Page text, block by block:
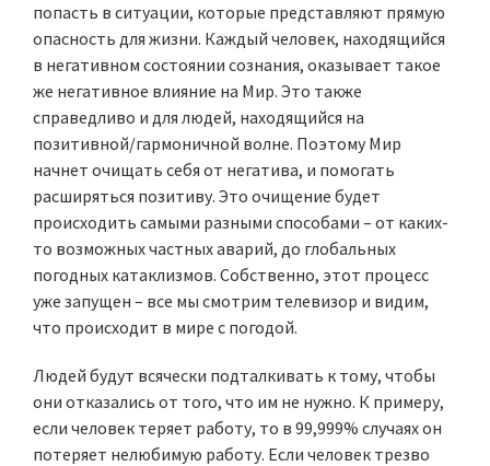
попасть в ситуации, которые представляют прямую
опасность для жизни. Каждый человек, находящийся
в негативном состоянии сознания, оказывает такое
же негативное влияние на Мир. Это также
справедливо и для людей, находящийся на
позитивной/гармоничной волне. Поэтому Мир
начнет очищать себя от негатива, и помогать
расширяться позитиву. Это очищение будет
происходить самыми разными способами – от каких-
то возможных частных аварий, до глобальных
погодных катаклизмов. Собственно, этот процесс
уже запущен – все мы смотрим телевизор и видим,
что происходит в мире с погодой.
Людей будут всячески подталкивать к тому, чтобы
они отказались от того, что им не нужно. К примеру,
если человек теряет работу, то в 99,999% случаях он
потеряет нелюбимую работу. Если человек трезво